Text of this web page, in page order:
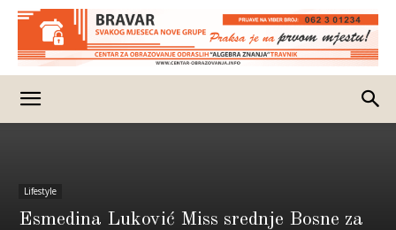
Lifestyle
Esmedina Luković Miss srednje Bosne za